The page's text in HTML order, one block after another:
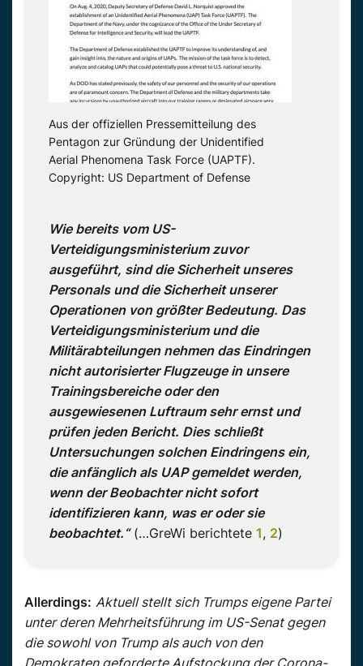
Aus der offiziellen Pressemitteilung des
Pentagon zur Gründung der Unidentified
Aerial Phenomena Task Force (UAPTF).
Copyright: US Department of Defense
Wie bereits vom US-
Verteidigungsministerium zuvor
ausgeführt, sind die Sicherheit unseres
Personals und die Sicherheit unserer
Operationen von größter Bedeutung. Das
Verteidigungsministerium und die
Militärabteilungen nehmen das Eindringen
nicht autorisierter Flugzeuge in unsere
Trainingsbereiche oder den
ausgewiesenen Luftraum sehr ernst und
prüfen jeden Bericht. Dies schließt
Untersuchungen solchen Eindringens ein,
die anfänglich als UAP gemeldet werden,
wenn der Beobachter nicht sofort
identifizieren kann, was er oder sie
beobachtet.“(…GreWi berichtete 1, 2)
Allerdings: Aktuell stellt sich Trumps eigene Partei
unter deren Mehrheitsführung im US-Senat gegen
die sowohl von Trump als auch von den
Demokraten geforderte Aufstockung der Corona-